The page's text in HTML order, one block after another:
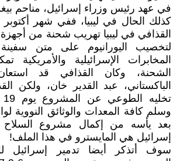
في عهد رئيس وزراء إسرائيل، مناحم
القذافي في ليبيا تهريب شحنة من
لتخصيب اليورانيوم على متن سفينة
المخابرات الإسرائيلية
الشحنة، وكان القذافي قد
الباكستاني، عبد القدير خان، ولكن
وسلم كافة المعدات والوثائق النووية
بعد يأسه من إكمال مشروع السلاح
إسرائيل هي المايسترو في هذا الملف!
سوف أتذكر أيضا تدمير إسرائيل